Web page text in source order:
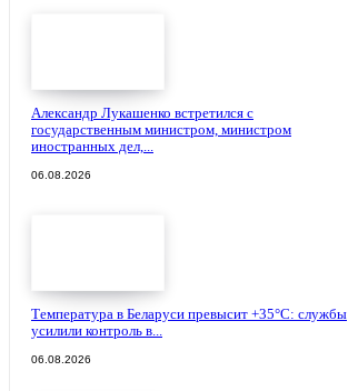
Александр Лукашенко встретился с
государственным министром, министром
иностранных дел,...
06.08.2026
Температура в Беларуси превысит +35°С: службы
усилили контроль в...
06.08.2026